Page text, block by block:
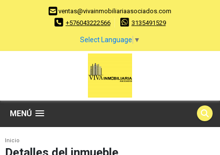
ventas@vivainmobiliariaasociados.com
+576043222566
3135491529
Select Language ▼
MENÚ
Inicio